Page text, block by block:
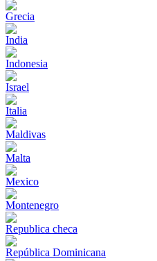
Grecia
India
Indonesia
Israel
Italia
Maldivas
Malta
Mexico
Montenegro
Republica checa
República Dominicana